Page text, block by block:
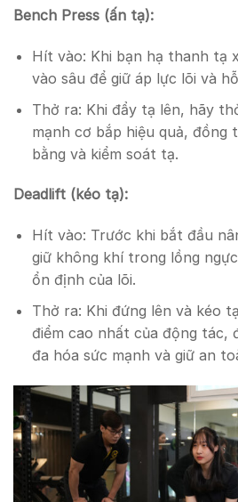
Bench Press (ấn tạ):
Hít vào: Khi bạn hạ thanh tạ
vào sâu để giữ áp lực lõi và
Thở ra: Khi đẩy tạ lên, hãy
mạnh cơ bắp hiệu quả, đồng
bằng và kiểm soát tạ.
Deadlift (kéo tạ):
Hít vào: Trước khi bắt đầu
giữ không khí trong lồng
ổn định của lõi.
Thở ra: Khi đứng lên và kéo
điểm cao nhất của động tác,
đa hóa sức mạnh và giữ an